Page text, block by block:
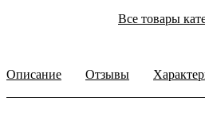
Все товары
Описание Отзывы